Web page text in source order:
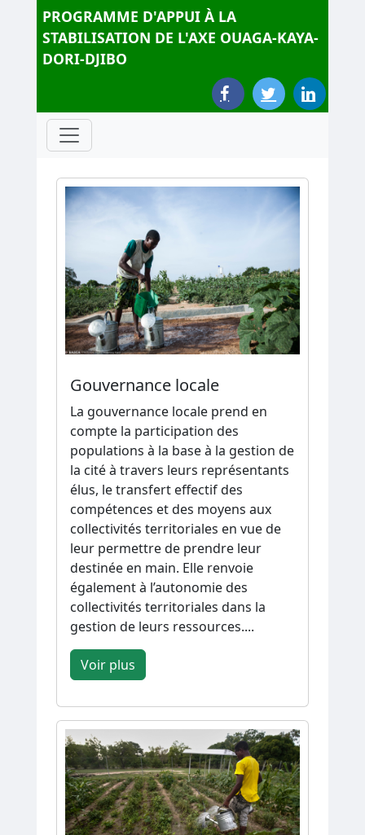
PROGRAMME D'APPUI À LA
STABILISATION DE L'AXE OUAGA-KAYA-
DORI-DJIBO
Gouvernance locale
La gouvernance locale prend en
compte la participation des
populations à la base à la gestion de
la cité à travers leurs représentants
élus, le transfert effectif des
compétences et des moyens aux
collectivités territoriales en vue de
leur permettre de prendre leur
destinée en main. Elle renvoie
également à l’autonomie des
collectivités territoriales dans la
gestion de leurs ressources....
Voir plus